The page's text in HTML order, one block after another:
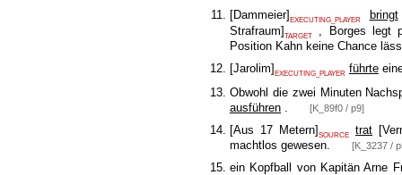
[Dammeier] EXECUTING_PLAYER bringt
Strafraum]TARGET
, Borges legt
Position Kahn keine Chance
[Jarolim]EXECUTING_PLAYER führte
Obwohl die zwei Minuten
ausführen . [K_89f0 / p9]
[Aus 17 Metern]SOURCE trat [
machtlos gewesen.
[K_3237 /
ein Kopfball von Kapitän Arne